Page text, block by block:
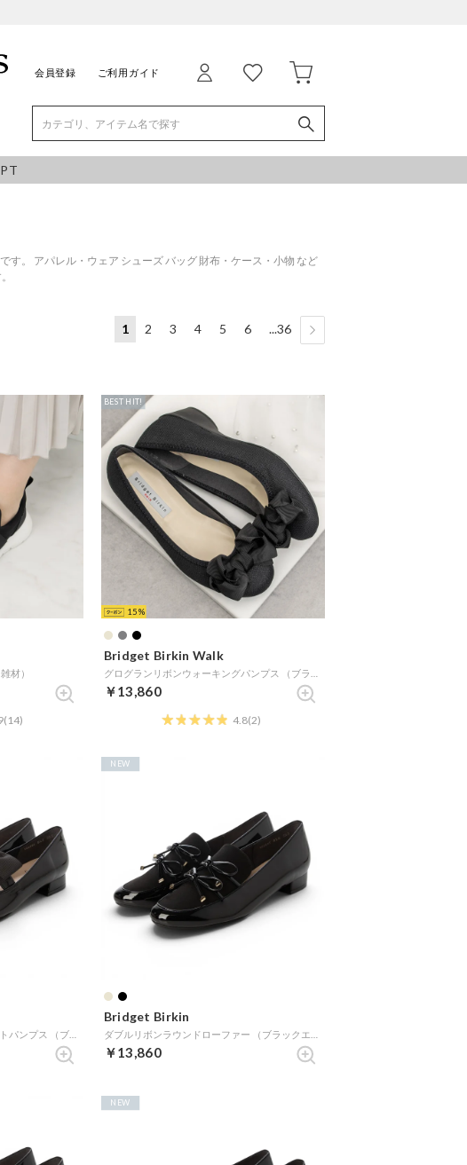
会員登録 ご利用ガイド
す。 アパレル・ウェア シューズ バッグ 財布・ケース・小物 など
1 2 3 4 5 6 ...36
材）
(14)
BEST HIT!
15
Bridget Birkin Walk
￥13,860
4.8(2)
NEW
Bridget Birkin
￥13,860
NEW